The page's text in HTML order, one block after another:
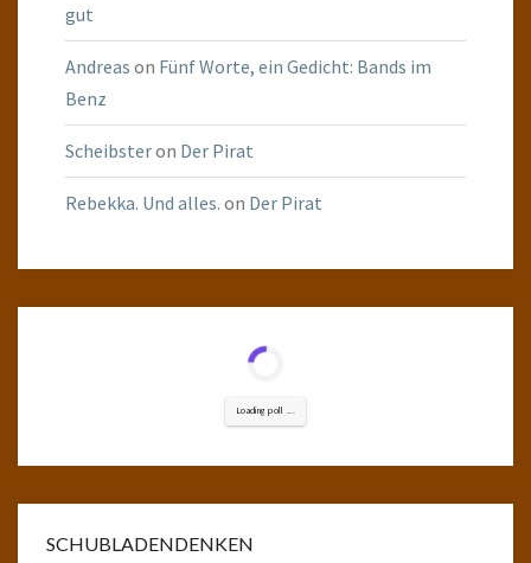
gut
Andreas on Fünf Worte, ein Gedicht: Bands im
Benz
Scheibsteron Der Pirat
Rebekka. Und alles. on Der Pirat
Loading poll ...
SCHUBLADENDENKEN